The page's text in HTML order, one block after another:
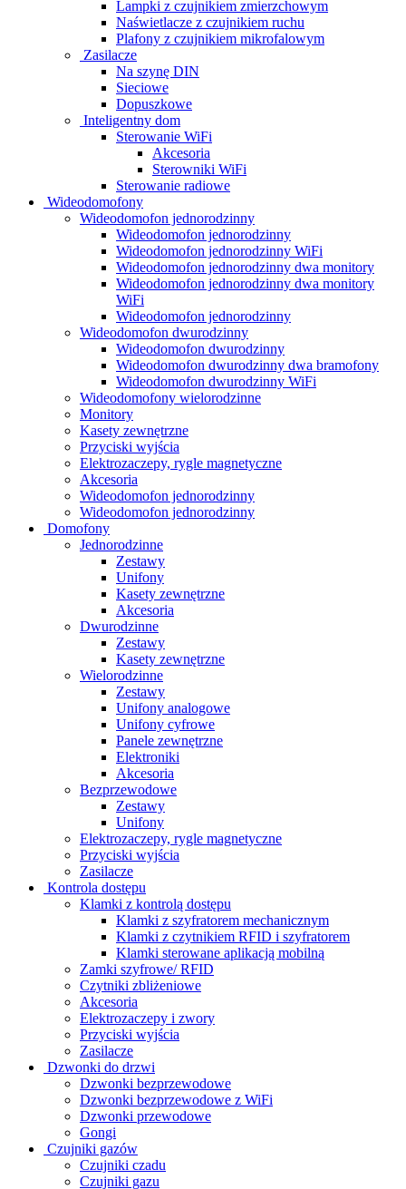
Lampki z czujnikiem zmierzchowym
Naświetlacze z czujnikiem ruchu
Plafony z czujnikiem mikrofalowym
Zasilacze
Na szynę DIN
Sieciowe
Dopuszkowe
Inteligentny dom
Sterowanie WiFi
Akcesoria
Sterowniki WiFi
Sterowanie radiowe
Wideodomofony
Wideodomofon jednorodzinny
Wideodomofon jednorodzinny
Wideodomofon jednorodzinny WiFi
Wideodomofon jednorodzinny dwa monitory
Wideodomofon jednorodzinny dwa monitory
WiFi
Wideodomofon jednorodzinny
Wideodomofon dwurodzinny
Wideodomofon dwurodzinny
Wideodomofon dwurodzinny dwa bramofony
Wideodomofon dwurodzinny WiFi
Wideodomofony wielorodzinne
Monitory
Kasety zewnętrzne
Przyciski wyjścia
Elektrozaczepy, rygle magnetyczne
Akcesoria
Wideodomofon jednorodzinny
Wideodomofon jednorodzinny
Domofony
Jednorodzinne
Zestawy
Unifony
Kasety zewnętrzne
Akcesoria
Dwurodzinne
Zestawy
Kasety zewnętrzne
Wielorodzinne
Zestawy
Unifony analogowe
Unifony cyfrowe
Panele zewnętrzne
Elektroniki
Akcesoria
Bezprzewodowe
Zestawy
Unifony
Elektrozaczepy, rygle magnetyczne
Przyciski wyjścia
Zasilacze
Kontrola dostępu
Klamki z kontrolą dostępu
Klamki z szyfratorem mechanicznym
Klamki z czytnikiem RFID i szyfratorem
Klamki sterowane aplikacją mobilną
Zamki szyfrowe/ RFID
Czytniki zbliżeniowe
Akcesoria
Elektrozaczepy i zwory
Przyciski wyjścia
Zasilacze
Dzwonki do drzwi
Dzwonki bezprzewodowe
Dzwonki bezprzewodowe z WiFi
Dzwonki przewodowe
Gongi
Czujniki gazów
Czujniki czadu
Czujniki gazu